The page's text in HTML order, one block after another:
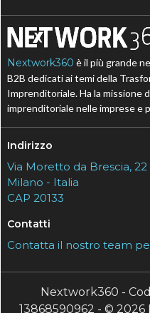
Nextwork360 è il più grande
B2B dedicati ai temi della
Imprenditoriale. Ha la missione
imprenditoriale nelle imprese e
Indirizzo
Via Moretto da Brescia, 22
Milano - Italia
CAP 20133
Contatti
Contatta il nostro team
Nextwork360 -
13868590962 - © 2026